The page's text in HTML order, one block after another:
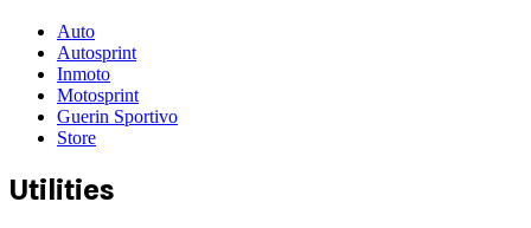
Auto
Autosprint
Inmoto
Motosprint
Guerin Sportivo
Store
Utilities